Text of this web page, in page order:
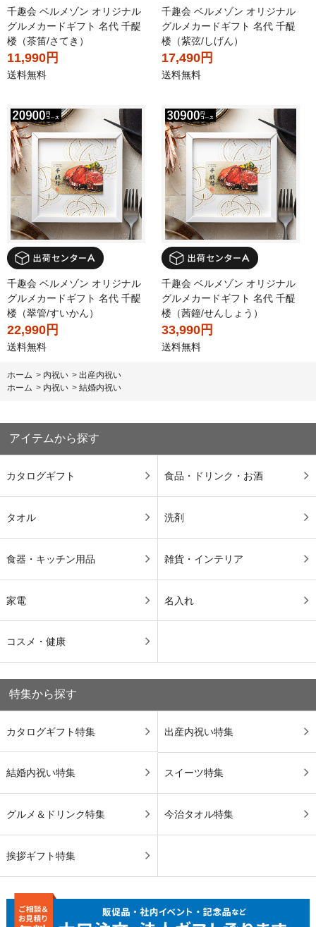
千趣会 ベルメゾン オリジナル
グルメカードギフト 名代 千醍
楼（茶笛/さてき）
11,990円
送料無料
千趣会 ベルメゾン オリジナル
グルメカードギフト 名代 千醍
楼（紫弦/しげん）
17,490円
送料無料
千趣会 ベルメゾン オリジナル
グルメカードギフト 名代 千醍
楼（翠管/すいかん）
22,990円
送料無料
千趣会 ベルメゾン オリジナル
グルメカードギフト 名代 千醍
楼（茜鐘/せんしょう）
33,990円
送料無料
ホーム > 内祝い > 出産内祝い
ホーム > 内祝い > 結婚内祝い
アイテムから探す
カタログギフト 食品・ドリンク・お酒
タオル 洗剤
食器・キッチン用品 雑貨・インテリア
家電 名入れ
コスメ・健康
特集から探す
カタログギフト特集 出産内祝い特集
結婚内祝い特集 スイーツ特集
グルメ＆ドリンク特集 今治タオル特集
挨拶ギフト特集